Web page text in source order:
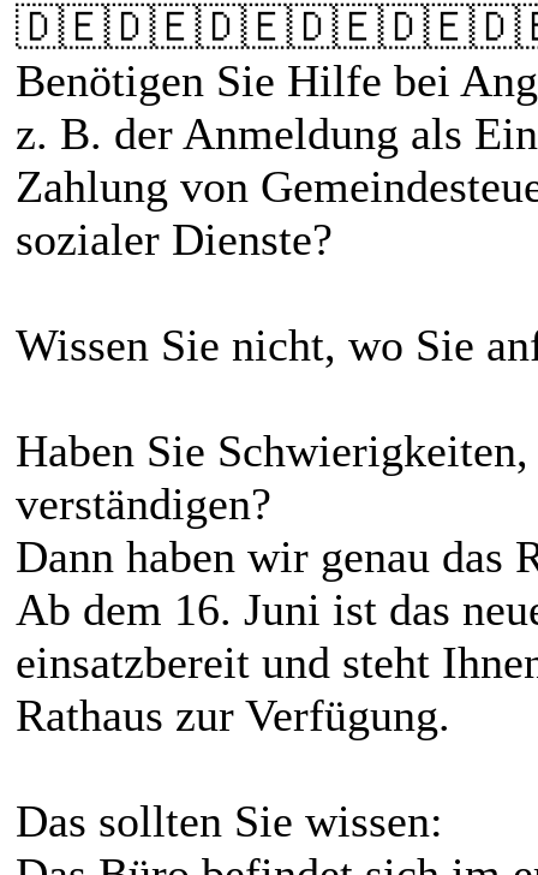
Benötigen Sie Hilfe bei
z. B. der Anmeldung als
Zahlung von
sozialer Dienste?
Wissen Sie nicht, wo Sie
Haben Sie
verständigen?
Dann haben wir genau das
Ab dem 16. Juni ist das
einsatzbereit und steht
Rathaus zur Verfügung.
Das sollten Sie wissen: